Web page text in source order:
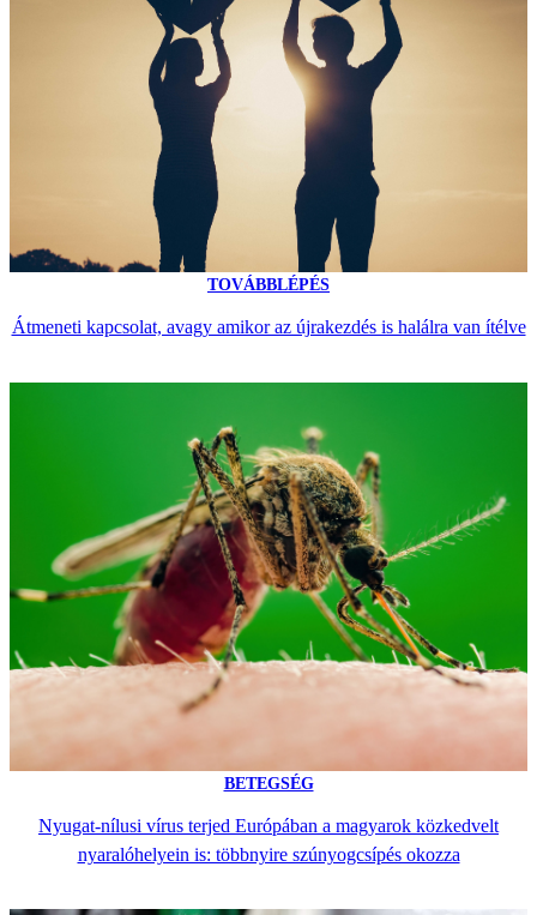
TOVÁBBLÉPÉS
Átmeneti kapcsolat, avagy amikor az újrakezdés is halálra van ítélve
BETEGSÉG
Nyugat-nílusi vírus terjed Európában a magyarok közkedvelt
nyaralóhelyein is: többnyire szúnyogcsípés okozza